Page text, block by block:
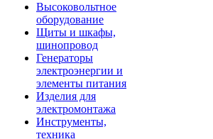
Высоковольтное
оборудование
Щиты и шкафы,
шинопровод
Генераторы
электроэнергии и
элементы питания
Изделия для
электромонтажа
Инструменты,
техника